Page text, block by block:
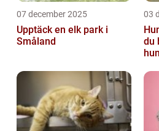
07 december 2025
Upptäck en elk park i
Småland
03
du